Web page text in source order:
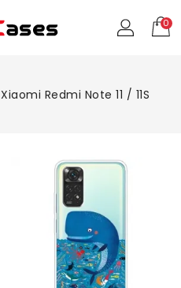
0
Xiaomi Redmi Note 11 / 11S